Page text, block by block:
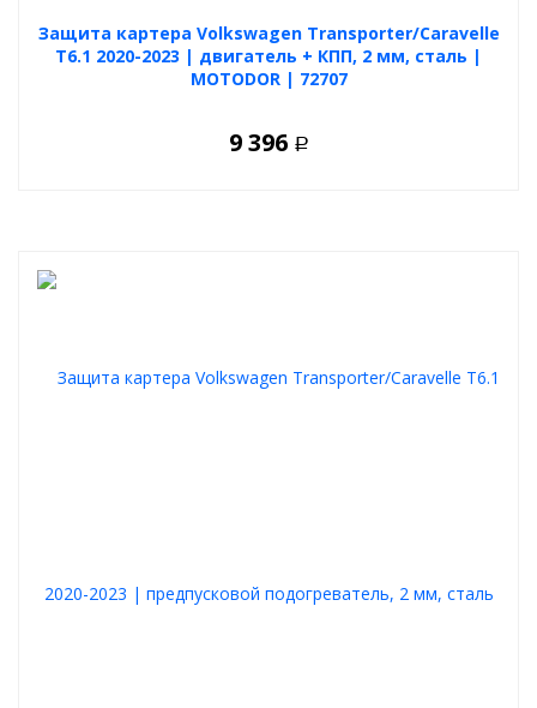
Защита картера Volkswagen Transporter/Caravelle
T6.1 2020-2023 | двигатель + КПП, 2 мм, сталь |
MOTODOR | 72707
9 396 Р